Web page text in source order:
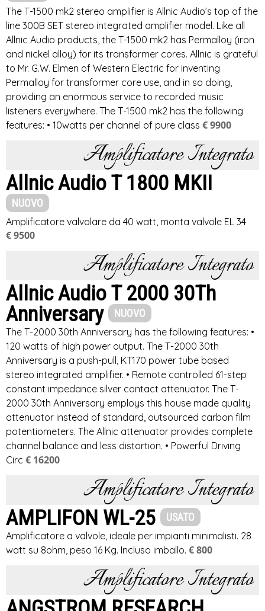
The T-1500 mk2 stereo amplifier is Allnic Audio’s top of the
line 300B SET stereo integrated amplifier model. Like all
Allnic Audio products, the T-1500 mk2 has Permalloy (iron
and nickel alloy) for its transformer cores. Allnic is grateful
to Mr. G.W. Elmen of Western Electric for inventing
Permalloy for transformer core use, and in so doing,
providing an enormous service to recorded music
listeners everywhere. The T-1500 mk2 has the following
features: • 10watts per channel of pure class € 9900
Amplificatore Integrato
Allnic Audio T 1800 MKII
NUOVO
Amplificatore valvolare da 40 watt, monta valvole EL 34
€ 9500
Amplificatore Integrato
Allnic Audio T 2000 30Th
Anniversary
NUOVO
The T-2000 30th Anniversary has the following features: •
120 watts of high power output. The T-2000 30th
Anniversary is a push-pull, KT170 power tube based
stereo integrated amplifier. • Remote controlled 61-step
constant impedance silver contact attenuator. The T-
2000 30th Anniversary employs this house made quality
attenuator instead of standard, outsourced carbon film
potentiometers. The Allnic attenuator provides complete
channel balance and less distortion. • Powerful Driving
Circ € 16200
Amplificatore Integrato
AMPLIFON WL-25 USATO
Amplificatore a valvole, ideale per impianti minimalisti. 28
watt su 8ohm, peso 16 Kg. Incluso imballo. € 800
Amplificatore Integrato